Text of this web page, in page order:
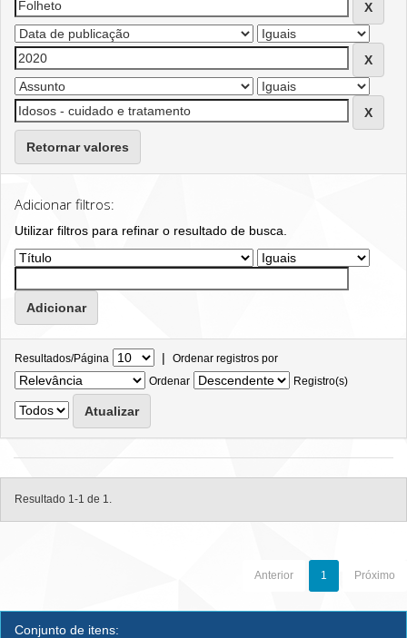
Retornar valores
Adicionar filtros:
Utilizar filtros para refinar o resultado de busca.
Resultados/Página | Ordenar registros por
Ordenar
Registro(s)
Resultado 1-1 de 1.
Anterior 1 Próximo
Conjunto de itens: